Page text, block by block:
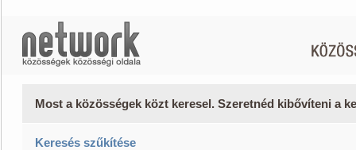
Most a közösségek közt keresel. Szeretnéd kibővíteni a
Keresés szűkítése